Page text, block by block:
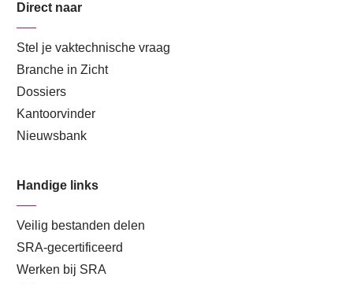
Direct naar
Stel je vaktechnische vraag
Branche in Zicht
Dossiers
Kantoorvinder
Nieuwsbank
Handige links
Veilig bestanden delen
SRA-gecertificeerd
Werken bij SRA